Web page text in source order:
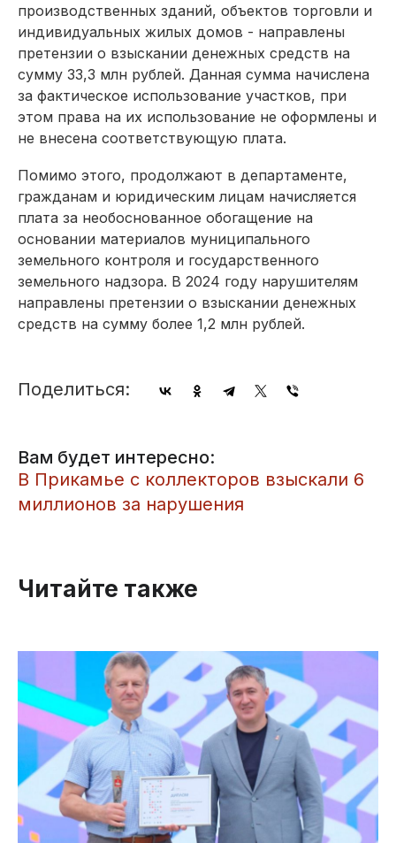
производственных зданий, объектов торговли и
индивидуальных жилых домов - направлены
претензии о взыскании денежных средств на
сумму 33,3 млн рублей. Данная сумма начислена
за фактическое использование участков, при
этом права на их использование не оформлены и
не внесена соответствующую плата.
Помимо этого, продолжают в департаменте,
гражданам и юридическим лицам начисляется
плата за необоснованное обогащение на
основании материалов муниципального
земельного контроля и государственного
земельного надзора. В 2024 году нарушителям
направлены претензии о взыскании денежных
средств на сумму более 1,2 млн рублей.
Поделиться:
Вам будет интересно:
В Прикамье с коллекторов взыскали 6
миллионов за нарушения
Читайте также